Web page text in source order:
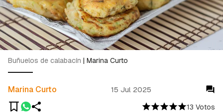
13 Votos
Marina Curto 15 Jul 2025
Buñuelos de calabacín | Marina Curto